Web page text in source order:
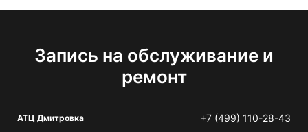
Запись на обслуживание и
ремонт
АТЦ Дмитровка +7 (499) 110-28-43